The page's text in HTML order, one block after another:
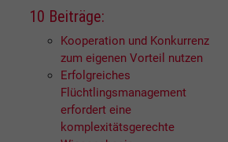
10 Beiträge:
Kooperation und Konkurrenz
zum eigenen Vorteil nutzen
Erfolgreiches
Flüchtlingsmanagement
erfordert eine
komplexitätsgerechte